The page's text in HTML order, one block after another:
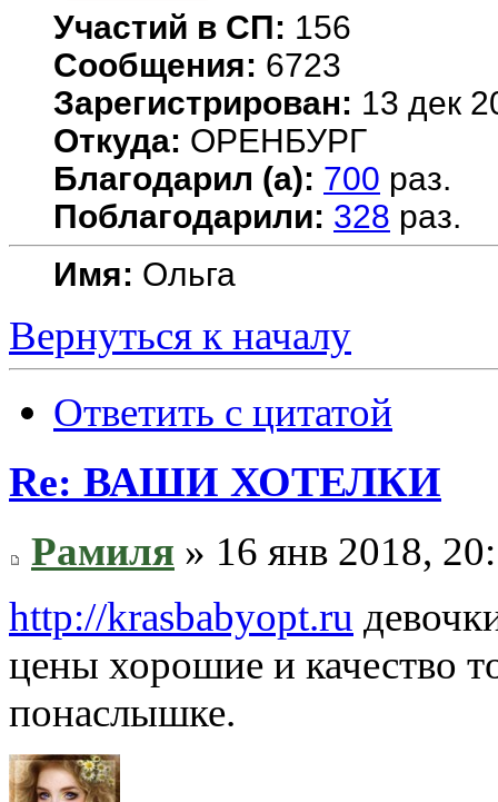
Участий в СП: 156
Сообщения: 6723
Зарегистрирован: 13 дек
Откуда: ОРЕНБУРГ
Благодарил (а): 700 раз.
Поблагодарили: 328 раз.
Имя: Ольга
Вернуться к началу
Ответить с цитатой
Re: ВАШИ ХОТЕЛКИ
Рамиля » 16 янв 2018,
http://krasbabyopt.ru
цены хорошие и качество
понаслышке.